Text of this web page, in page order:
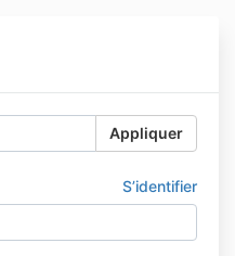
Appliquer
S’identifier